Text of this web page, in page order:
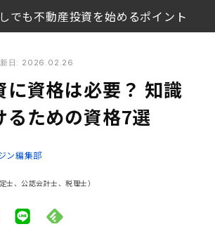
でも不動産投資を始めるポイント
格は必要？
必要な知識とは？
知る優秀なブレーンとは？
格を取得するメリット
産投資に関する基礎知識を身につけられ
新日: 2026.02.26
に資格は必要？ 知識
るための資格7選
ン編集部
士、公認会計士、税理士）